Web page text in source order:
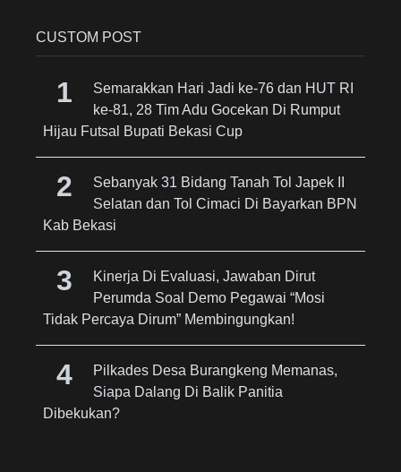
CUSTOM POST
Semarakkan Hari Jadi ke-76 dan HUT RI
ke-81, 28 Tim Adu Gocekan Di Rumput
Hijau Futsal Bupati Bekasi Cup
Sebanyak 31 Bidang Tanah Tol Japek II
Selatan dan Tol Cimaci Di Bayarkan BPN
Kab Bekasi
Kinerja Di Evaluasi, Jawaban Dirut
Perumda Soal Demo Pegawai “Mosi
Tidak Percaya Dirum” Membingungkan!
Pilkades Desa Burangkeng Memanas,
Siapa Dalang Di Balik Panitia
Dibekukan?